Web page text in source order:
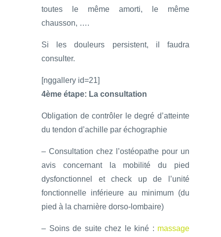
toutes le même amorti, le même
chausson, ….
Si les douleurs persistent, il faudra
consulter.
[nggallery id=21]
4ème étape: La consultation
Obligation de contrôler le degré d’atteinte
du tendon d’achille par échographie
– Consultation chez l’ostéopathe pour un
avis concernant la mobilité du pied
dysfonctionnel et check up de l’unité
fonctionnelle inférieure au minimum (du
pied à la charnière dorso-lombaire)
– Soins de suite chez le kiné : massage